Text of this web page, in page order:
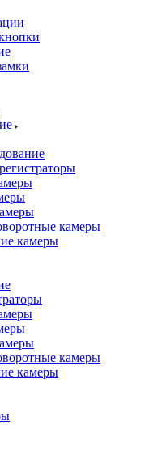
камеры
камеры
камеры
камеры